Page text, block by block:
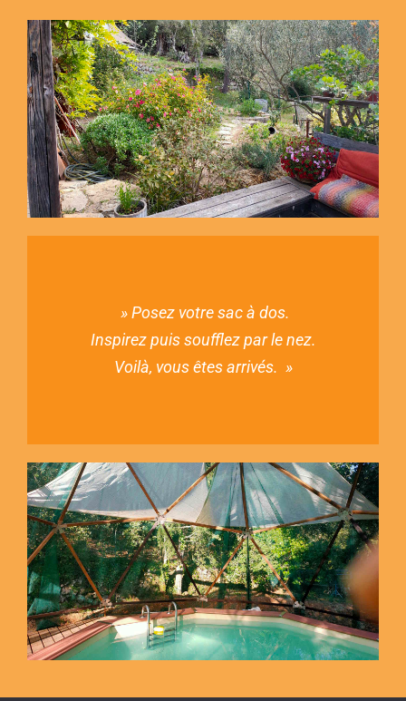
» Posez votre sac à dos.
Inspirez puis soufflez par le nez.
Voilà, vous êtes arrivés. »